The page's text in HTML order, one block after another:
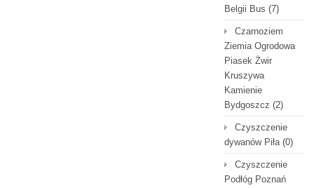
Belgii Bus (7)
Czarnoziem
Ziemia Ogrodowa
Piasek Żwir
Kruszywa
Kamienie
Bydgoszcz (2)
Czyszczenie
dywanów Piła(0)
Czyszczenie
Podłóg Poznań